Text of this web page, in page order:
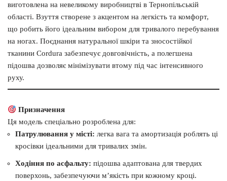
виготовлена на невеликому виробництві в Тернопільській
області. Взуття створене з акцентом на легкість та комфорт,
що робить його ідеальним вибором для тривалого перебування
на ногах. Поєднання натуральної шкіри та зносостійкої
тканини Cordura забезпечує довговічність, а полегшена
підошва дозволяє мінімізувати втому під час інтенсивного
руху.
Призначення
Ця модель спеціально розроблена для:
Патрулювання у місті: легка вага та амортизація роблять ці
кросівки ідеальними для тривалих змін.
Ходіння по асфальту: підошва адаптована для твердих
поверхонь, забезпечуючи м’якість при кожному кроці.